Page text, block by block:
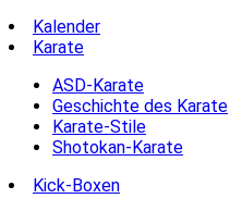
Kalender
Karate
ASD-Karate
Geschichte des Karate
Karate-Stile
Shotokan-Karate
Kick-Boxen